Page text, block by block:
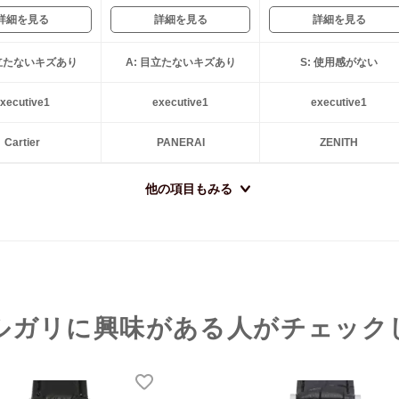
細を見る 詳細を見る 詳細を見る
ないキズあり A: 目立たないキズあり S: 使用感がない
executive1 executive1
Cartier PANERAI ZENITH
他の項目もみる
ガリに興味がある人がチェック